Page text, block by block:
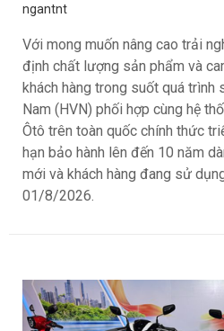
ngantnt
Với mong muốn nâng cao trải
định chất lượng sản phẩm và
khách hàng trong suốt quá trình
Nam (HVN) phối hợp cùng hệ
Ôtô trên toàn quốc chính thức
hạn bảo hành lên đến 10 năm
mới và khách hàng đang sử
01/8/2026.